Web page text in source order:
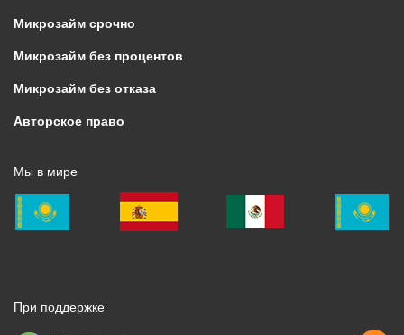
Микрозайм срочно
Микрозайм без процентов
Микрозайм без отказа
Авторское право
Мы в мире
При поддержке